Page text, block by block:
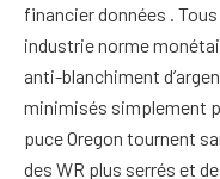
financier données .
industrie norme
anti-blanchiment
minimisés simplement
puce Oregon tournent
des WR plus serrés et